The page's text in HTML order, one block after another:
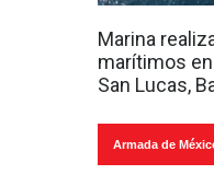
Marina
marítimos en
San Lucas,
Armada de